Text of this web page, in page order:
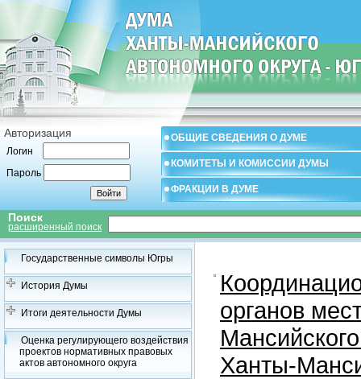
Авторизация
Логин
Пароль
ОБЩИЕ СВЕДЕНИЯ О ДУМЕ
КОМИТЕТЫ И КОМИССИИ ДУМЫ
ФРАКЦИИ В ДУМЕ
Поиск
расширенный поиск
Государственные символы Югры
История Думы
Итоги деятельности Думы
Оценка регулирующего воздействия
проектов нормативных правовых
актов автономного округа
органов
Ханты-